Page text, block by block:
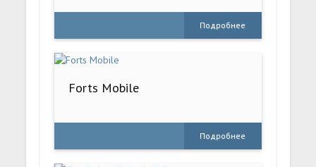
Подробнее
Forts Mobile
Подробнее